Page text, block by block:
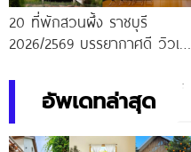
20 ที่พักสวนผึ้ง ราชบุรี
2026/2569 บรรยากาศดี วิวเขา
อัพเดทล่าสุด